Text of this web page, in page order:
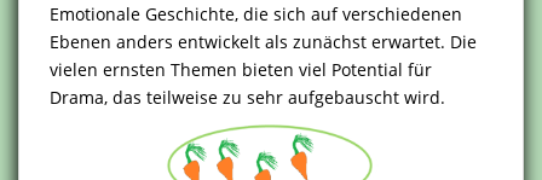
Emotionale Geschichte, die sich auf verschiedenen
Ebenen anders entwickelt als zunächst erwartet. Die
vielen ernsten Themen bieten viel Potential für
Drama, das teilweise zu sehr aufgebauscht wird.